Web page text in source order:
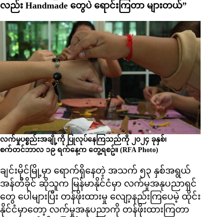
လည်း Handmade တွေပဲ ရောင်းကြတာ များတယ်”
လက်မှုပစ္စည်းအချို့ကို ပြုလုပ်နေကြသည်ကို ၂၀၂၄ ခုနှစ်၊
စက်တင်ဘာလ ၁၉ ရက်နေ့က တွေ့ရစဥ်။ (RFA Photo)
ချင်းမိုင်မြို့မှာ ရောက်ရှိနေတဲ့ အသက် ၅၃ နှစ်အရွယ်
အန်တီခိုင် ဆိုသူက မြန်မာနိုင်ငံမှာ လက်မှုအနုပညာရှင်
တွေ ပေါများပြီး တန်ဖိုးထားမှု လျော့နည်းကြပေမဲ့ ထိုင်း
နိုင်ငံမှာတော့ လက်မှုအနုပညာကို တန်ဖိုးထားကြတာ